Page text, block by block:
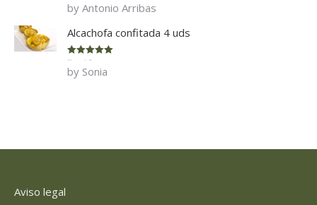
of 5
by Antonio Arribas
Alcachofa confitada 4 uds
Rated 5
of 5
by Sonia
Aviso legal